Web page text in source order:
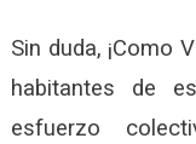
Sin duda, ¡Como
habitantes de
esfuerzo